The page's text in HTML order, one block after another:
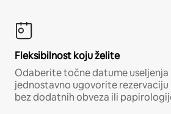
Fleksibilnost koju želite
Odaberite točne datume useljenja
jednostavno ugovorite
bez dodatnih obveza ili